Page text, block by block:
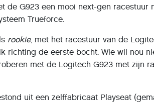
de G923 een mooi next-gen
Trueforce.
rookie, met het racestuur van de
richting de eerste bocht. Wie wil nou
met de Logitech G923 met zijn
uit een zelffabricaat Playseat